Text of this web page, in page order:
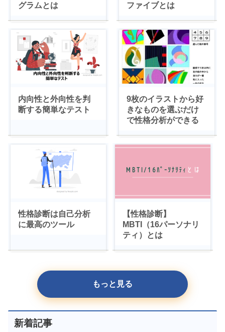
グラムとは
ファイブとは
内向性と外向性を判
断する簡単なテスト
9枚のイラストから好
きなものを選ぶだけ
で性格分析ができる
性格診断は自己分析
に最高のツール
【性格診断】
MBTI（16パーソナリ
ティ）とは
もっと見る
新着記事